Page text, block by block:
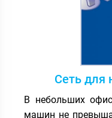
Сеть для
В небольших
машин не